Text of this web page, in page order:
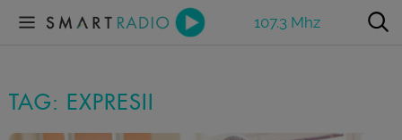
107.3 Mhz
TAG: EXPRESII